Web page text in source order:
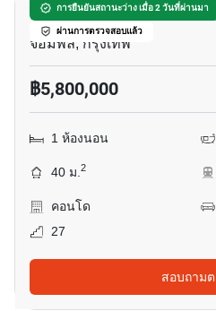
การยืนยันสถานะว่าง เมื่อ 2 วันที่ผ่านมา
ผ่านการตรวจสอบแล้ว
อีควิน๊อกซ์ พหล-วิภา
จอมพล, กรุงเทพ
฿5,800,000
1 ห้องนอน
40 ม.2
คอนโด
27
สอบถาม